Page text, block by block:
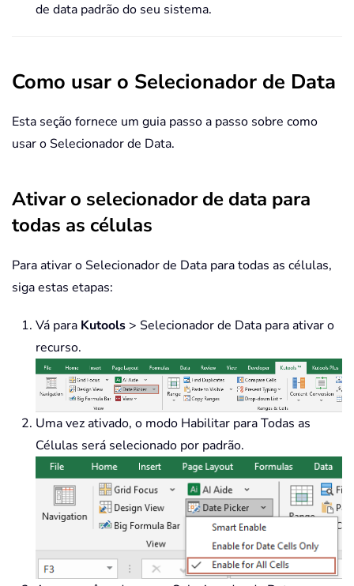
de data padrão do seu sistema.
Como usar o Selecionador de Data
Esta seção fornece um guia passo a passo sobre como
usar o Selecionador de Data.
Ativar o selecionador de data para
todas as células
Para ativar o Selecionador de Data para todas as células,
siga estas etapas:
Vá para Kutools > Selecionador de Data para ativar o
recurso.
Uma vez ativado, o modo Habilitar para Todas as
Células será selecionado por padrão.